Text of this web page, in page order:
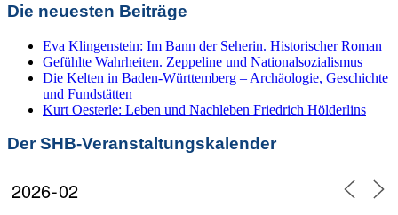
Die neuesten Beiträge
Eva Klingenstein: Im Bann der Seherin. Historischer Roman
Gefühlte Wahrheiten. Zeppeline und Nationalsozialismus
Die Kelten in Baden-Württemberg – Archäologie, Geschichte
und Fundstätten
Kurt Oesterle: Leben und Nachleben Friedrich Hölderlins
Der SHB-Veranstaltungskalender